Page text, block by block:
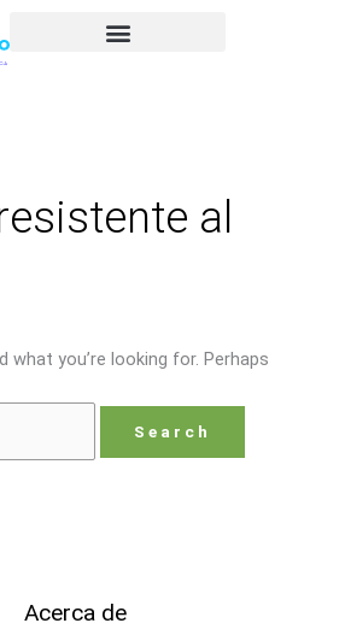
al
what you’re looking for. Perhaps
Acerca de